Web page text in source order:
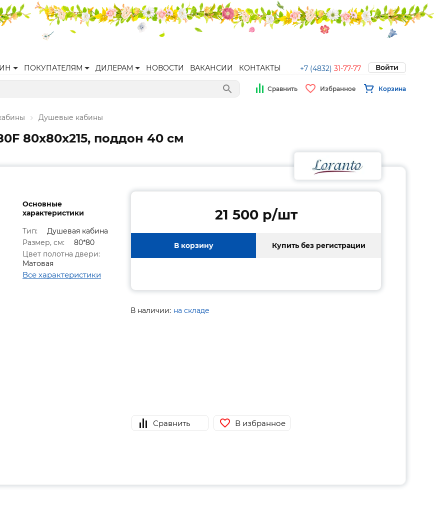
ПОКУПАТЕЛЯМ ДИЛЕРАМ НОВОСТИ ВАКАНСИИ КОНТАКТЫ +7 (4832) 31-77-77 Войти
Сравнить Избранное Корзина
Душевые кабины
80х80х215, поддон 40 см
Основные
характеристики
Тип:
Душевая кабина
Размер, см:
80*80
Цвет полотна двери:
Матовая
Все характеристики
21 500 p/шт
В корзину Купить без регистрации
В наличии: на складе
Сравнить В избранное